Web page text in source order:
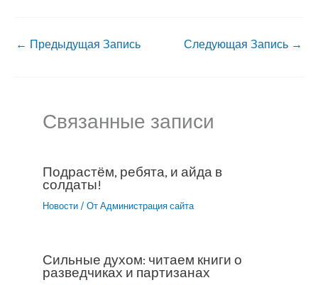
← Предыдущая Запись Следующая Запись →
Связанные записи
Подрастём, ребята, и айда в
солдаты!
Новости / От Администрация сайта
Сильные духом: читаем книги о
разведчиках и партизанах